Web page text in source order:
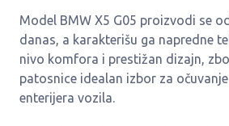
Model BMW X5 G05 proizvodi se
danas, a karakterišu ga napredne
nivo komfora i prestižan dizajn,
patosnice idealan izbor za
enterijera vozila.